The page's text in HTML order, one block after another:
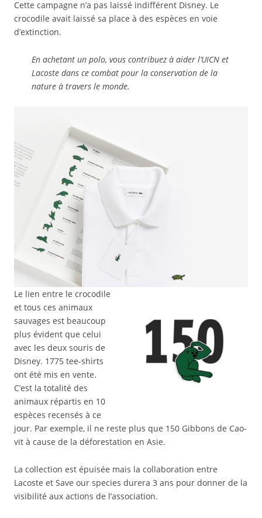
Cette campagne n’a pas laissé indifférent Disney. Le
crocodile avait laissé sa place à des espèces en voie
d’extinction.
En achetant un polo, vous contribuez à aider l’UICN et
Lacoste dans ce combat pour la conservation de la
nature à travers le monde.
Le lien entre le crocodile
et tous ces animaux
sauvages est beaucoup
plus évident que celui
avec les deux souris de
Disney. 1775 tee-shirts
ont été mis en vente.
C’est la totalité des
animaux répartis en 10
espèces recensés à ce
jour. Par exemple, il ne reste plus que 150 Gibbons de Cao-
vit à cause de la déforestation en Asie.
La collection est épuisée mais la collaboration entre
Lacoste et Save our species durera 3 ans pour donner de la
visibilité aux actions de l’association.